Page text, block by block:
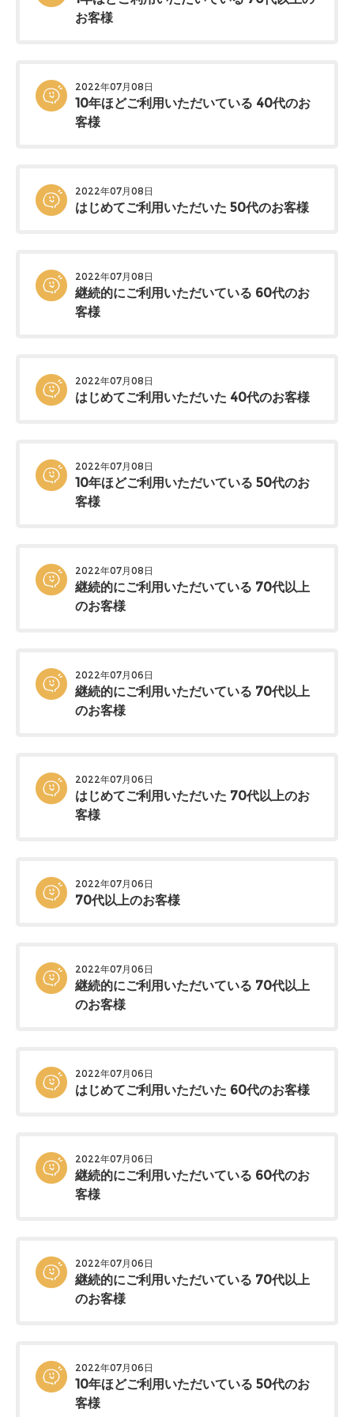
お客様
2022年07月08日
10年ほどご利用いただいている 40代のお
客様
2022年07月08日
はじめてご利用いただいた 50代のお客様
2022年07月08日
継続的にご利用いただいている 60代のお
客様
2022年07月08日
はじめてご利用いただいた 40代のお客様
2022年07月08日
10年ほどご利用いただいている 50代のお
客様
2022年07月08日
継続的にご利用いただいている 70代以上
のお客様
2022年07月06日
継続的にご利用いただいている 70代以上
のお客様
2022年07月06日
はじめてご利用いただいた 70代以上のお
客様
2022年07月06日
70代以上のお客様
2022年07月06日
継続的にご利用いただいている 70代以上
のお客様
2022年07月06日
はじめてご利用いただいた 60代のお客様
2022年07月06日
継続的にご利用いただいている 60代のお
客様
2022年07月06日
継続的にご利用いただいている 70代以上
のお客様
2022年07月06日
10年ほどご利用いただいている 50代のお
客様